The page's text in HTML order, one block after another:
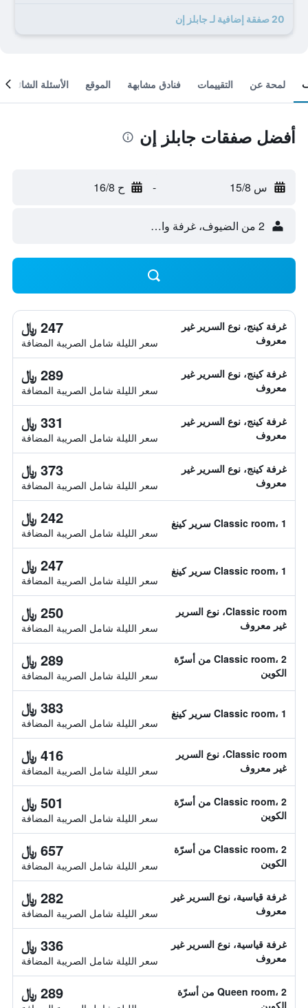
20 صفقة إضافية لـ جابلز إن
لمحة عن التقييمات فنادق مشابهة الموقع الأسئلة الشائعة
أفضل صفقات جابلز إن
س 15/8 - ح 16/8
2 من الضيوف، غرفة واحدة
غرفة كينج، نوع السرير غير
معروف
247 ﷼
سعر الليلة شامل الصريبة المضافة
غرفة كينج، نوع السرير غير
معروف
289 ﷼
سعر الليلة شامل الصريبة المضافة
غرفة كينج، نوع السرير غير
معروف
331 ﷼
سعر الليلة شامل الصريبة المضافة
غرفة كينج، نوع السرير غير
معروف
373 ﷼
سعر الليلة شامل الصريبة المضافة
Classic room، 1 سرير كينغ 242 ﷼
سعر الليلة شامل الصريبة المضافة
Classic room، 1 سرير كينغ 247 ﷼
سعر الليلة شامل الصريبة المضافة
Classic room، نوع السرير
غير معروف
250 ﷼
سعر الليلة شامل الصريبة المضافة
Classic room، 2 من أسرّة
الكوين
289 ﷼
سعر الليلة شامل الصريبة المضافة
Classic room، 1 سرير كينغ 383 ﷼
سعر الليلة شامل الصريبة المضافة
Classic room، نوع السرير
غير معروف
416 ﷼
سعر الليلة شامل الصريبة المضافة
Classic room، 2 من أسرّة
الكوين
501 ﷼
سعر الليلة شامل الصريبة المضافة
Classic room، 2 من أسرّة
الكوين
657 ﷼
سعر الليلة شامل الصريبة المضافة
غرفة قياسية، نوع السرير غير
معروف
282 ﷼
سعر الليلة شامل الصريبة المضافة
غرفة قياسية، نوع السرير غير
معروف
336 ﷼
سعر الليلة شامل الصريبة المضافة
Queen room، 2 من أسرّة
الكوين
289 ﷼